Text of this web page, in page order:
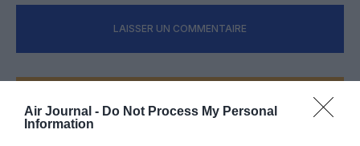
Air Journal - Do Not Process My Personal
Information
LAISSER UN COMMENTAIRE